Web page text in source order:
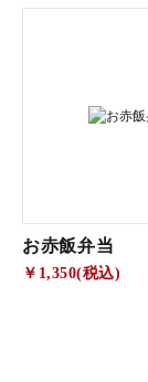
お赤飯弁当
￥1,350(税込)